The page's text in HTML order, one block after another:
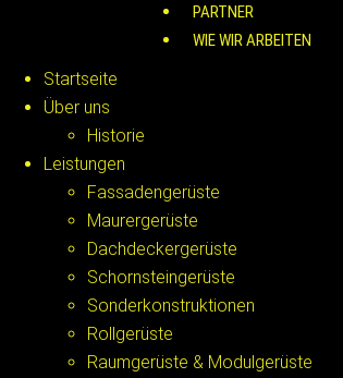
PARTNER
WIE WIR ARBEITEN
Startseite
Über uns
Historie
Leistungen
Fassadengerüste
Maurergerüste
Dachdeckergerüste
Schornsteingerüste
Sonderkonstruktionen
Rollgerüste
Raumgerüste & Modulgerüste